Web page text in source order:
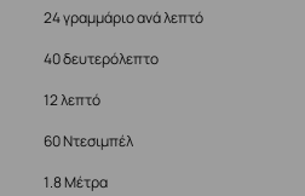
24 γραμμάριο ανά λεπτό
40 δευτερόλεπτο
12 λεπτό
60 Ντεσιμπέλ
1.8 Μέτρα